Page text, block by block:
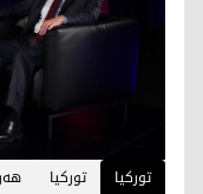
تورکیا تورکیا